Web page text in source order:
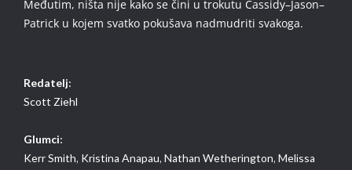
Međutim, ništa nije kako se čini u trokutu Cassidy–Jason–
Patrick u kojem svatko pokušava nadmudriti svakoga.
Redatelj:
Scott Ziehl
Glumci:
Kerr Smith, Kristina Anapau, Nathan Wetherington, Melissa